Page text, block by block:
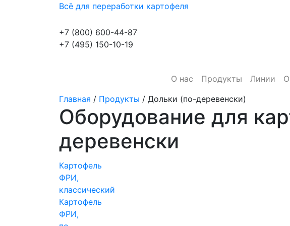
Всё для переработки картофеля
+7 (800) 600-44-87
+7 (495) 150-10-19
О нас Продукты Линии
Главная / Продукты / Дольки (по-деревенски)
Оборудование для
деревенски
Картофель
ФРИ,
классический
Картофель
ФРИ,